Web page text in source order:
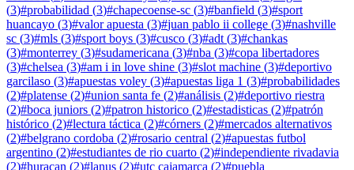
(3)#probabilidad (3)#chapecoense-sc (3)#banfield (3)#sport
huancayo (3)#valor apuesta (3)#juan pablo ii college (3)#nashville
sc (3)#mls (3)#sport boys (3)#cusco (3)#adt (3)#chankas
(3)#monterrey (3)#sudamericana (3)#nba (3)#copa libertadores
(3)#chelsea (3)#am i in love shine (3)#slot machine (3)#deportivo
garcilaso (3)#apuestas voley (3)#apuestas liga 1 (3)#probabilidades
(2)#platense (2)#union santa fe (2)#análisis (2)#deportivo riestra
(2)#boca juniors (2)#patron historico (2)#estadisticas (2)#patrón
histórico (2)#lectura táctica (2)#córners (2)#mercados alternativos
(2)#belgrano cordoba (2)#rosario central (2)#apuestas futbol
argentino (2)#estudiantes de rio cuarto (2)#independiente rivadavia
(2)#huracan (2)#lanus (2)#utc cajamarca (2)#puebla